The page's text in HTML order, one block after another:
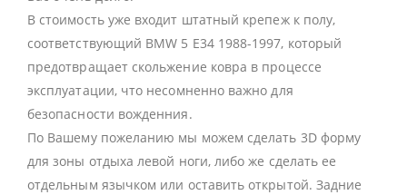
В стоимость уже входит штатный крепеж к полу,
соответствующий BMW 5 E34 1988-1997, который
предотвращает скольжение ковра в процессе
эксплуатации, что несомненно важно для
безопасности вожденния.
По Вашему пожеланию мы можем сделать 3D форму
для зоны отдыха левой ноги, либо же сделать ее
отдельным язычком или оставить открытой. Задние